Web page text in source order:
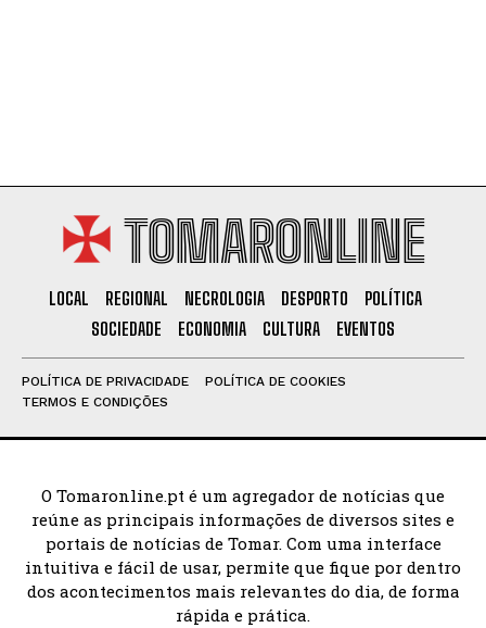
TOMARONLINE
LOCAL REGIONAL NECROLOGIA DESPORTO
POLÍTICA
SOCIEDADE
ECONOMIA CULTURA EVENTOS
POLÍTICA DE PRIVACIDADE
POLÍTICA DE COOKIES
TERMOS E CONDIÇÕES
O Tomaronline.pt é um agregador de notícias que
reúne as principais informações de diversos sites e
portais de notícias de Tomar. Com uma interface
intuitiva e fácil de usar, permite que fique por dentro
dos acontecimentos mais relevantes do dia, de forma
rápida e prática.